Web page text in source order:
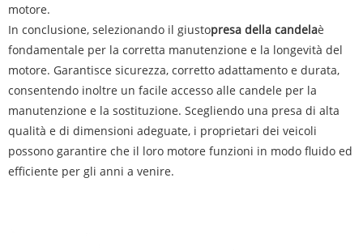
motore.
In conclusione, selezionando il giustopresa della candelaè
fondamentale per la corretta manutenzione e la longevità del
motore. Garantisce sicurezza, corretto adattamento e durata,
consentendo inoltre un facile accesso alle candele per la
manutenzione e la sostituzione. Scegliendo una presa di alta
qualità e di dimensioni adeguate, i proprietari dei veicoli
possono garantire che il loro motore funzioni in modo fluido ed
efficiente per gli anni a venire.